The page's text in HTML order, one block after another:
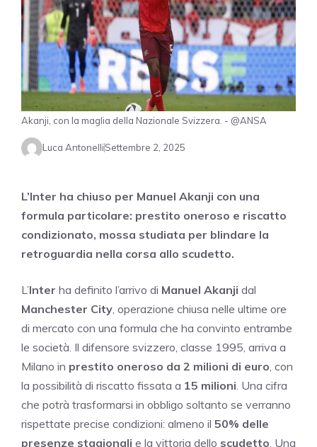
Akanji, con la maglia della Nazionale Svizzera. - @ANSA
Luca AntonelliSettembre 2, 2025
L’Inter ha chiuso per Manuel Akanji con una
formula particolare: prestito oneroso e riscatto
condizionato, mossa studiata per blindare la
retroguardia nella corsa allo scudetto.
L’Inter ha definito l’arrivo di Manuel Akanji dal
Manchester City , operazione chiusa nelle ultime ore
di mercato con una formula che ha convinto entrambe
le società. Il difensore svizzero, classe 1995, arriva a
Milano in prestito oneroso da 2 milioni di euro , con
la possibilità di riscatto fissata a 15 milioni . Una cifra
che potrà trasformarsi in obbligo soltanto se verranno
rispettate precise condizioni: almeno il 50% delle
presenze stagionali e la vittoria dello scudetto . Una